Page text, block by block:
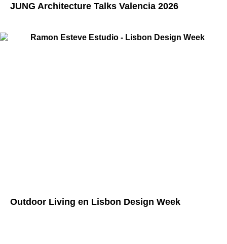
JUNG Architecture Talks Valencia 2026
Outdoor Living en Lisbon Design Week